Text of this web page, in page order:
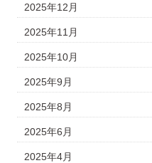
2025年12月
2025年11月
2025年10月
2025年9月
2025年8月
2025年6月
2025年4月